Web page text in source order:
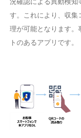
す。これにより、収集
理が可能となります。
トのあるアプリです。